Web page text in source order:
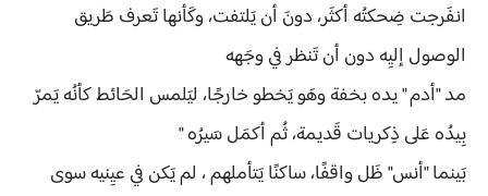
انفَرجت ضِحكتُه أكثَر، دونَ أن يَلتفت، وكَأنها تَعرف طَريق
الوصول إليِه دون أن تَنظر في وجَهه
مد "أدم " يده بخفة وهَو يَخطو خارجًا، ليَلمس الحَائط كأنُه يَمرّ
بِيدُه عَلى ذِكريات قَديمة، ثُم أكمَل سَيرُه "
بَينما "أنس" ظَل واقفًا، ساكنًا يَتأملهم ، لم يَكن في عيِنيه سوى